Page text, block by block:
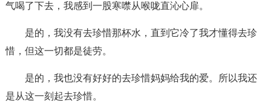
气喝了下去，我感到一股寒噤从喉咙直沁心扉。
是的，我没有去珍惜那杯水，直到它冷了我才懂得去珍
惜，但这一切都是徒劳。
是的，我也没有好好的去珍惜妈妈给我的爱。所以我还
是从这一刻起去珍惜。